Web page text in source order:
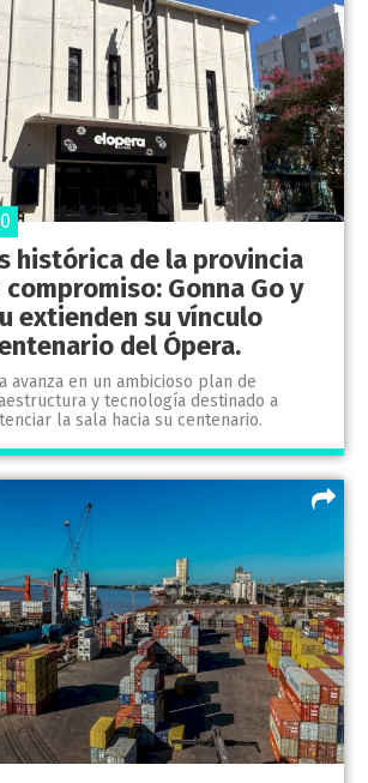
histórica de la provincia
compromiso: Gonna Go y
extienden su vínculo
del Ópera.
avanza en un ambicioso plan de
y tecnología destinado a
la sala hacia su centenario.